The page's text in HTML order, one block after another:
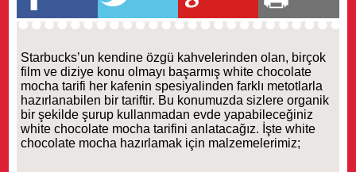
Starbucks’un kendine özgü kahvelerinden olan, birçok
film ve diziye konu olmayı başarmış white chocolate
mocha tarifi her kafenin spesiyalinden farklı metotlarla
hazırlanabilen bir tariftir. Bu konumuzda sizlere organik
bir şekilde şurup kullanmadan evde yapabileceğiniz
white chocolate mocha tarifini anlatacağız. İşte white
chocolate mocha hazırlamak için malzemelerimiz;